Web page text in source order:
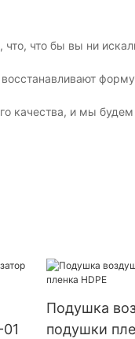
что, что бы вы ни
качества, и мы будем
Подушка
подушки